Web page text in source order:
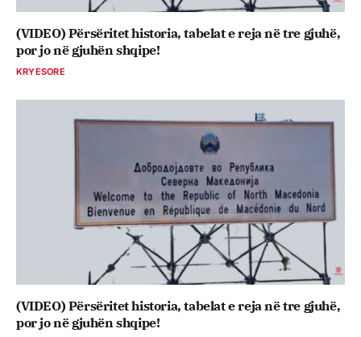
(VIDEO) Përsëritet historia, tabelat e reja në tre gjuhë,
por jo në gjuhën shqipe!
KRYESORE
(VIDEO) Përsëritet historia, tabelat e reja në tre gjuhë,
por jo në gjuhën shqipe!